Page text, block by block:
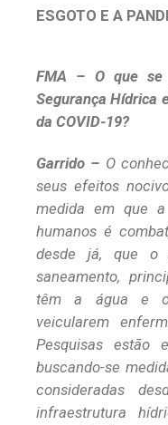
ESGOTO E A
FMA – O que se
Segurança Hídrica
da COVID-19?
Garrido – O
seus efeitos
medida em que
humanos é
desde já, que o
saneamento,
têm a água e
veicularem
Pesquisas estão
buscando-se
consideradas
infraestrutura